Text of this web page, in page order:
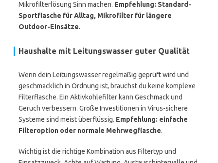
Mikrofilterlösung Sinn machen. Empfehlung: Standard-
Sportflasche für Alltag, Mikrofilter für längere
Outdoor-Einsätze.
Haushalte mit Leitungswasser guter Qualität
Wenn dein Leitungswasser regelmäßig geprüft wird und
geschmacklich in Ordnung ist, brauchst du keine komplexe
Filterflasche. Ein Aktivkohlefilter kann Geschmack und
Geruch verbessern. Große Investitionen in Virus-sichere
Systeme sind meist überflüssig. Empfehlung: einfache
Filteroption oder normale Mehrwegflasche.
Wichtig ist die richtige Kombination aus Filtertyp und